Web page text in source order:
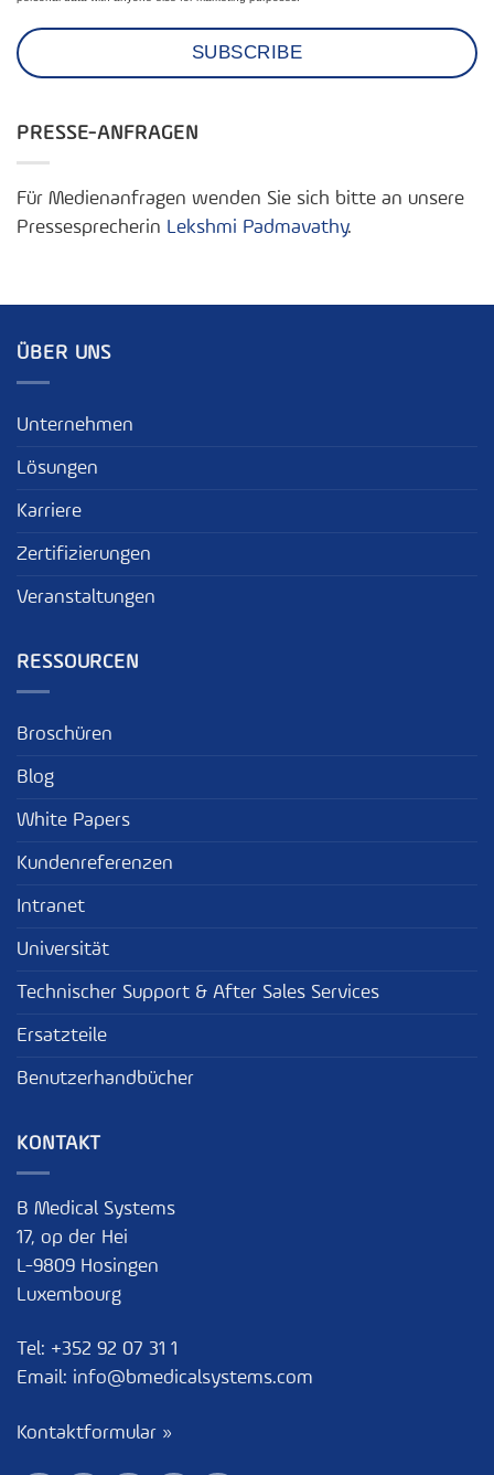
PRESSE-ANFRAGEN
Für Medienanfragen wenden Sie sich bitte an unsere
Pressesprecherin Lekshmi Padmavathy.
ÜBER UNS
Unternehmen
Lösungen
Karriere
Zertifizierungen
Veranstaltungen
RESSOURCEN
Broschüren
Blog
White Papers
Kundenreferenzen
Intranet
Universität
Technischer Support & After Sales Services
Ersatzteile
Benutzerhandbücher
KONTAKT
B Medical Systems
17, op der Hei
L-9809 Hosingen
Luxembourg
Tel: +352 92 07 31 1
Email: info@bmedicalsystems.com
Kontaktformular »